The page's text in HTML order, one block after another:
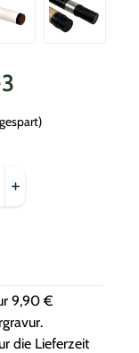
9,90 €
die Lieferzeit